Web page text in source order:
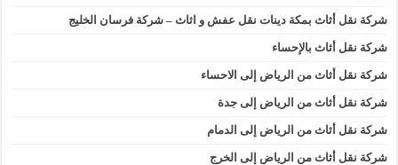
شركة نقل أثاث بمكة دينات نقل عفش و اثاث – شركة فرسان الخليج
شركة نقل أثاث بالإحساء
شركة نقل أثاث من الرياض إلى الاحساء
شركة نقل أثاث من الرياض إلى جدة
شركة نقل أثاث من الرياض إلى الدمام
شركة نقل أثاث من الرياض إلى الخرج